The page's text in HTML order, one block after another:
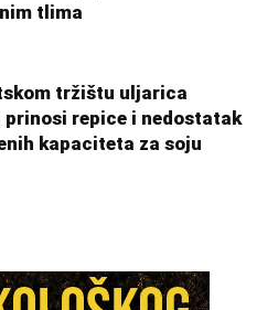
tlima
tržištu uljarica
prinosi repice i nedostatak
kapaciteta za soju